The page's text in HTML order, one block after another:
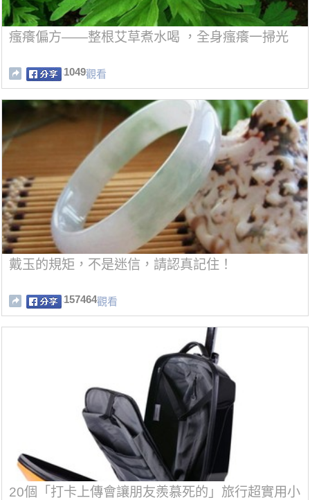
瘙癢偏方——整根艾草煮水喝 ，全身瘙癢一掃光
1049觀看
戴玉的規矩，不是迷信，請認真記住！
157464觀看
20個「打卡上傳會讓朋友羨慕死的」旅行超實用小